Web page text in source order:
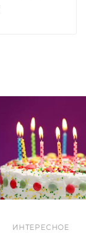
ИНТЕРЕСНОЕ